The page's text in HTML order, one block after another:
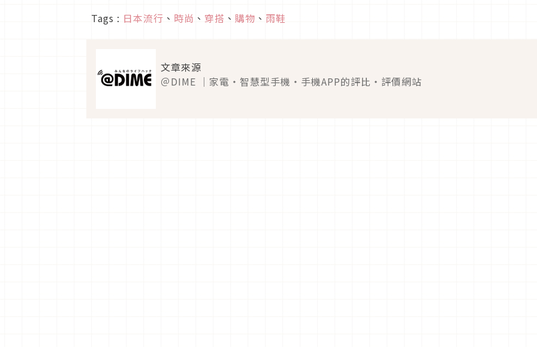
Tags : 日本流行 、 時尚 、 穿搭 、 購物 、 雨鞋
文章來源
＠DIME ｜家電・智慧型手機・手機APP的評比・評價網站